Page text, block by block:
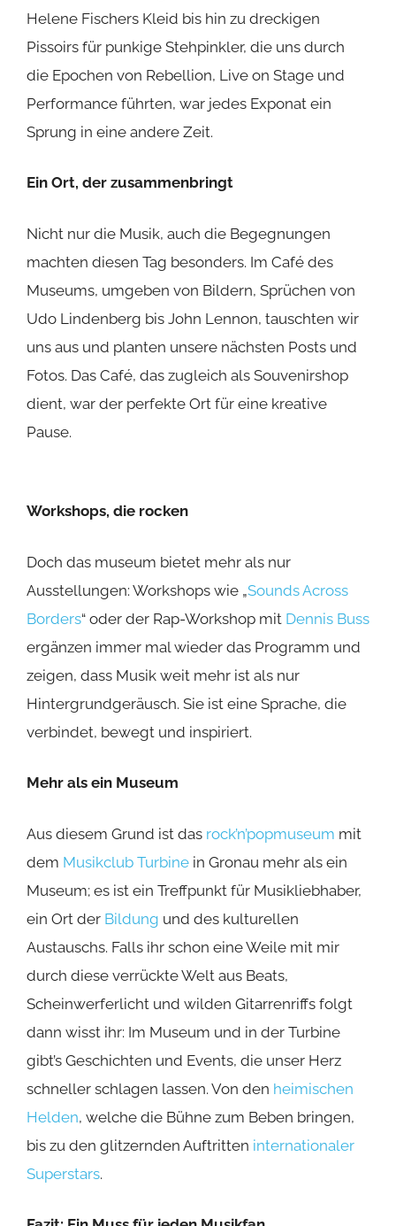
Helene Fischers Kleid bis hin zu dreckigen
Pissoirs für punkige Stehpinkler, die uns durch
die Epochen von Rebellion, Live on Stage und
Performance führten, war jedes Exponat ein
Sprung in eine andere Zeit.
Ein Ort, der zusammenbringt
Nicht nur die Musik, auch die Begegnungen
machten diesen Tag besonders. Im Café des
Museums, umgeben von Bildern, Sprüchen von
Udo Lindenberg bis John Lennon, tauschten wir
uns aus und planten unsere nächsten Posts und
Fotos. Das Café, das zugleich als Souvenirshop
dient, war der perfekte Ort für eine kreative
Pause.
Workshops, die rocken
Doch das museum bietet mehr als nur
Ausstellungen: Workshops wie „Sounds Across
Borders“ oder der Rap-Workshop mit Dennis Buss
ergänzen immer mal wieder das Programm und
zeigen, dass Musik weit mehr ist als nur
Hintergrundgeräusch. Sie ist eine Sprache, die
verbindet, bewegt und inspiriert.
Mehr als ein Museum
Aus diesem Grund ist das rock’n’popmuseum mit
dem Musikclub Turbine in Gronau mehr als ein
Museum; es ist ein Treffpunkt für Musikliebhaber,
ein Ort der Bildung und des kulturellen
Austauschs. Falls ihr schon eine Weile mit mir
durch diese verrückte Welt aus Beats,
Scheinwerferlicht und wilden Gitarrenriffs folgt
dann wisst ihr: Im Museum und in der Turbine
gibt’s Geschichten und Events, die unser Herz
schneller schlagen lassen. Von den heimischen
Helden, welche die Bühne zum Beben bringen,
bis zu den glitzernden Auftritten internationaler
Superstars.